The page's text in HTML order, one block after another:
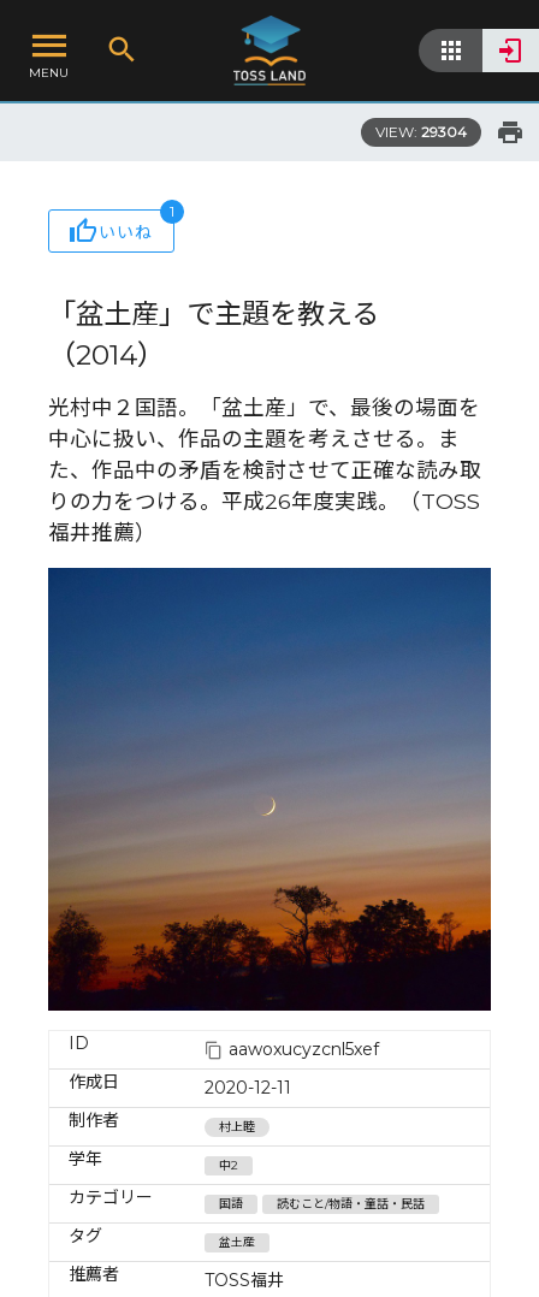
MENU
VIEW: 29304
いいね
1
「盆土産」で主題を教える
（2014）
光村中２国語。「盆土産」で、最後の場面を
中心に扱い、作品の主題を考えさせる。ま
た、作品中の矛盾を検討させて正確な読み取
りの力をつける。平成26年度実践。（TOSS
福井推薦）
ID
aawoxucyzcnl5xef
作成日
2020-12-11
制作者
村上睦
学年 中2
カテゴリー 国語 読むこと/物語・童話・民話
タグ 盆土産
推薦者 TOSS福井